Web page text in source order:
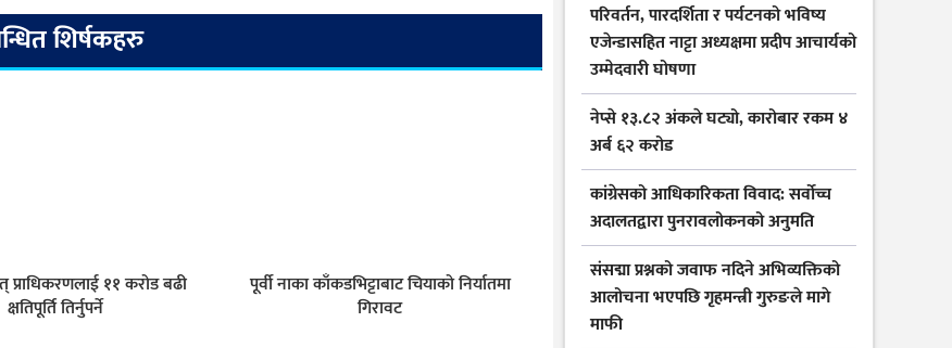
शिर्षकहरु
प्राधिकरणलाई ११ करोड बढी
क्षतिपूर्ति तिर्नुपर्ने
पूर्वी नाका काँकडभिट्टाबाट चियाको निर्यातमा
गिरावट
परिवर्तन, पारदर्शिता र पर्यटनको भविष्य
एजेन्डासहित नाट्टा अध्यक्षमा प्रदीप आचार्यको
उम्मेदवारी घोषणा
नेप्से १३.८२ अंकले घट्यो, कारोबार रकम ४
अर्ब ६२ करोड
कांग्रेसको आधिकारिकता विवाद: सर्वोच्च
अदालतद्वारा पुनरावलोकनको अनुमति
संसद्मा प्रश्नको जवाफ नदिने अभिव्यक्तिको
आलोचना भएपछि गृहमन्त्री गुरुङले मागे
माफी